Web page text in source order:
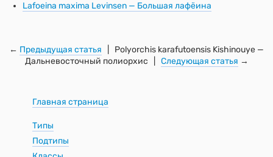
Lafoeina maxima Levinsen — Большая лафёина
← Предыдущая статья | Polyorchis karafutoensis Kishinouye —
Дальневосточный полиорхис | Следующая статья →
Главная страница
Типы
Подтипы